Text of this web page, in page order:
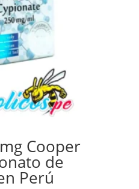
Cooper
de
Perú